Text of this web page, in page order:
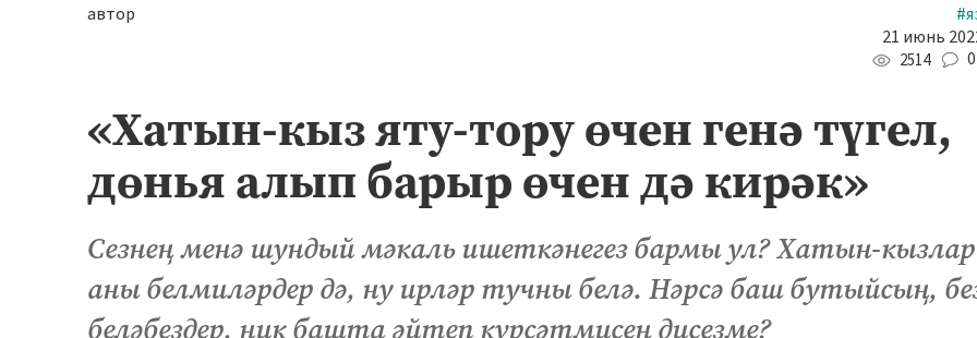
автор
21 июнь
2514 0
«Хатын-кыз яту-тору өчен генә түгел,
дөнья алып барыр өчен дә кирәк»
Сезнең менә шундый мәкаль ишеткәнегез бармы ул? Хатын-кызлар
аны белмиләрдер дә, ну ирләр тучны белә. Нәрсә баш бутыйсың,
беләбездер, ник башта әйтеп күрсәтмисең дисезме?